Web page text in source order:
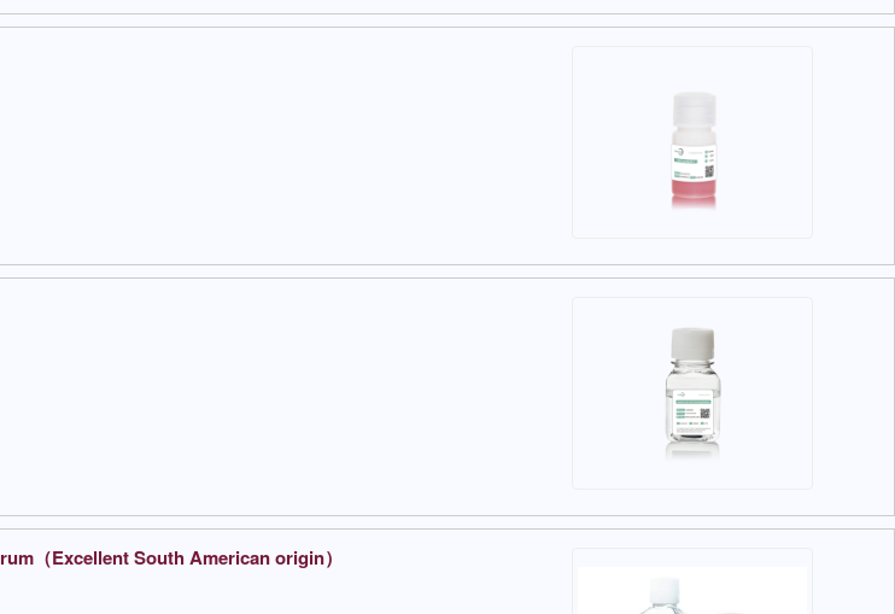
（Excellent South American origin）